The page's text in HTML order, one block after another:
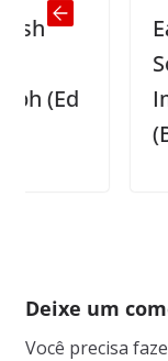
Easy
Song |
(Bee
Deixe um
Você precisa